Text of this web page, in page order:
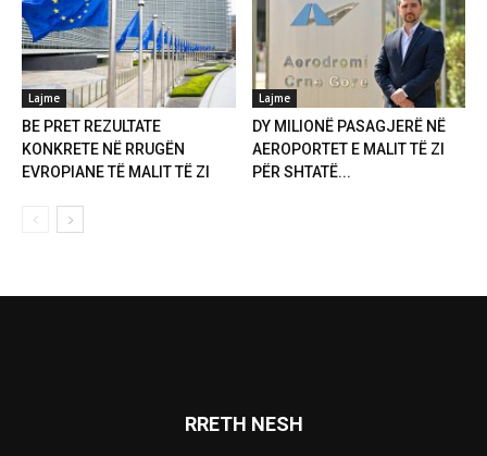
Lajme
BE PRET REZULTATE
KONKRETE NË RRUGËN
EVROPIANE TË MALIT TË ZI
Lajme
DY MILIONË PASAGJERË NË
AEROPORTET E MALIT TË ZI
PËR SHTATË...
RRETH NESH